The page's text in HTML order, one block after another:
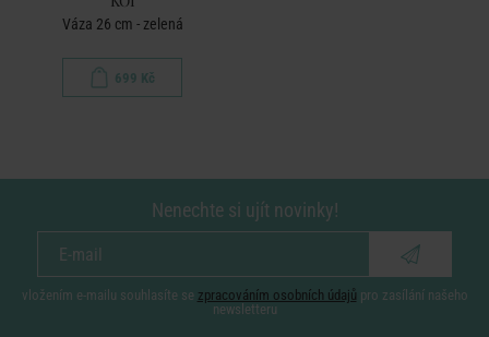
Váza 26 cm - zelená
699 Kč
Nenechte si ujít novinky!
vložením e-mailu souhlasíte se zpracováním osobních údajů pro zasílání našeho
newsletteru